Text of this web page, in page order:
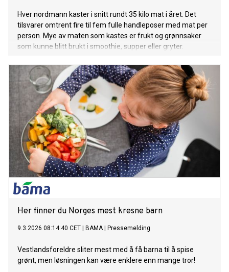
Hver nordmann kaster i snitt rundt 35 kilo mat i året. Det
tilsvarer omtrent fire til fem fulle handleposer med mat per
person. Mye av maten som kastes er frukt og grønnsaker
som kunne blitt brukt i smoothie, supper eller gryter.
Her finner du Norges mest kresne barn
9.3.2026 08:14:40 CET BAMA| Pressemelding
Vestlandsforeldre sliter mest med å få barna til å spise
grønt, men løsningen kan være enklere enn mange tror!